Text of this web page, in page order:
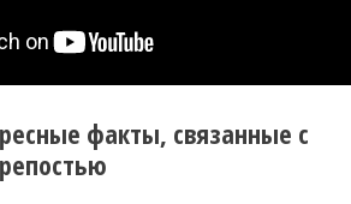
факты, связанные с